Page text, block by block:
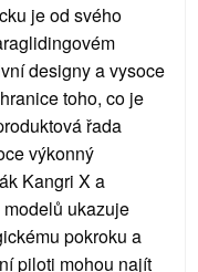
je od svého
designy a vysoce
toho, co je
řada
výkonný
Kangri X a
ukazuje
pokroku a
piloti mohou najít